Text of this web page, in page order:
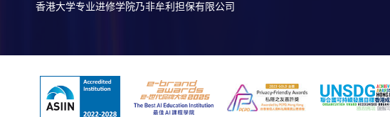
香港大学专业进修学院乃非牟利担保有限公司